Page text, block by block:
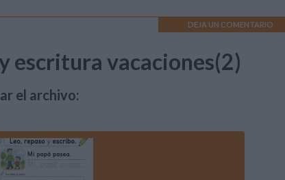
DEJA UN COMENTARIO
escritura vacaciones(2)
el archivo: